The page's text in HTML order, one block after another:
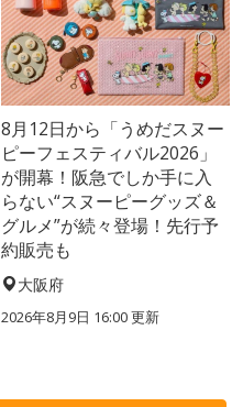
8月12日から「うめだスヌー
ピーフェスティバル2026」
が開幕！阪急でしか手に入
らない“スヌーピーグッズ＆
グルメ”が続々登場！先行予
約販売も
大阪府
2026年8月9日 16:00更新